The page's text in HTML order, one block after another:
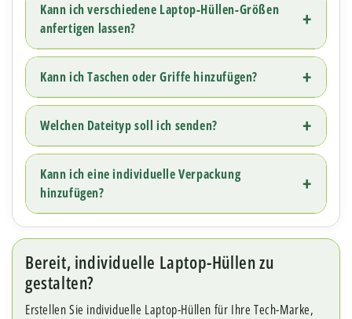
Kann ich verschiedene Laptop-Hüllen-Größen
anfertigen lassen?
Kann ich Taschen oder Griffe hinzufügen?
Welchen Dateityp soll ich senden?
Kann ich eine individuelle Verpackung
hinzufügen?
Bereit, individuelle Laptop-Hüllen zu
gestalten?
Erstellen Sie individuelle Laptop-Hüllen für Ihre Tech-Marke,